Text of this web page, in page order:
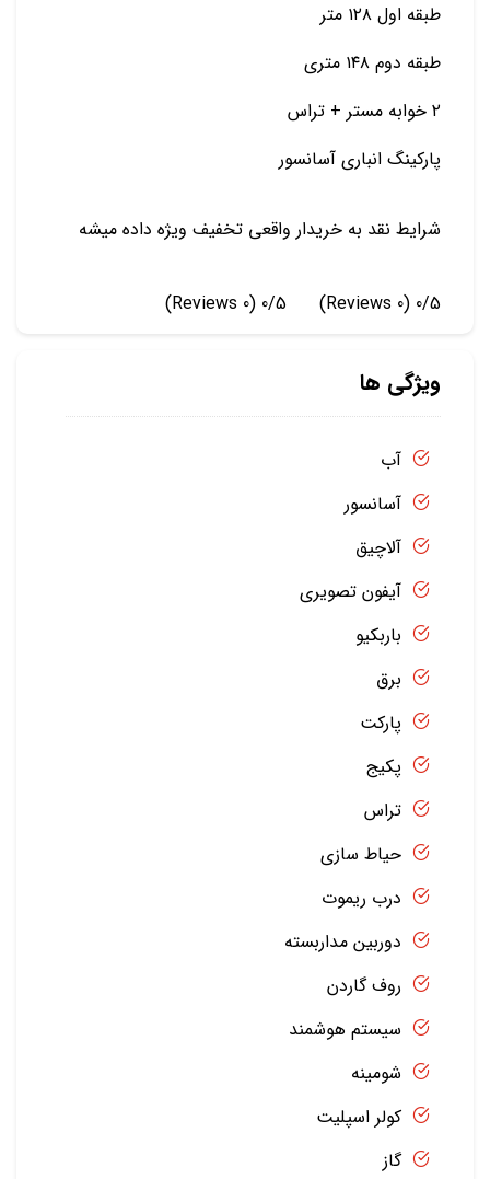
طبقه اول ۱۲۸ متر
طبقه دوم ۱۴۸ متری
۲ خوابه مستر + تراس
پارکینگ انباری آسانسور
شرایط نقد به خریدار واقعی تخفیف ویژه داده میشه
0/5
(0 Reviews)
0/5
(0 Reviews)
ویژگی ها
آب
آسانسور
آلاچیق
آیفون تصویری
باربکیو
برق
پارکت
پکیج
تراس
حیاط سازی
درب ریموت
دوربین مداربسته
روف گاردن
سیستم هوشمند
شومینه
کولر اسپلیت
گاز